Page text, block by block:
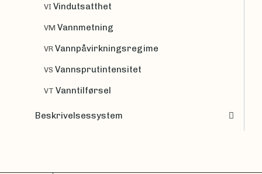
VI Vindutsatthet
VM Vannmetning
VR Vannpåvirkningsregime
VS Vannsprutintensitet
VT Vanntilførsel
Beskrivelsessystem